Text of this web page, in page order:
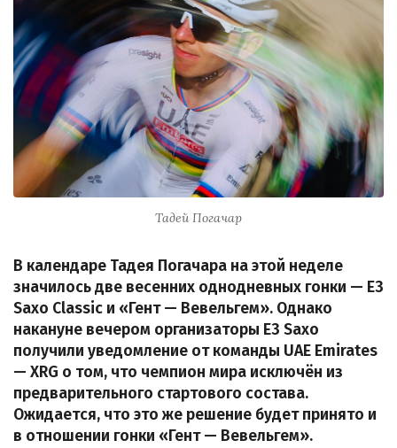
Тадей Погачар
В календаре Тадея Погачара на этой неделе
значилось две весенних однодневных гонки — E3
Saxo Classic и «Гент — Вевельгем». Однако
накануне вечером организаторы E3 Saxo
получили уведомление от команды UAE Emirates
— XRG о том, что чемпион мира исключён из
предварительного стартового состава.
Ожидается, что это же решение будет принято и
в отношении гонки «Гент — Вевельгем».